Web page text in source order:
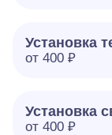
Установка
от 400 ₽
Установка
от 400 ₽